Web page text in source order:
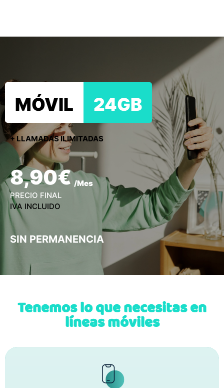
MÓVIL 24GB
+ LLAMADAS ILIMITADAS
8,90€ /Mes
PRECIO FINAL
IVA INCLUIDO
SIN PERMANENCIA
Tenemos lo que necesitas en
líneas móviles